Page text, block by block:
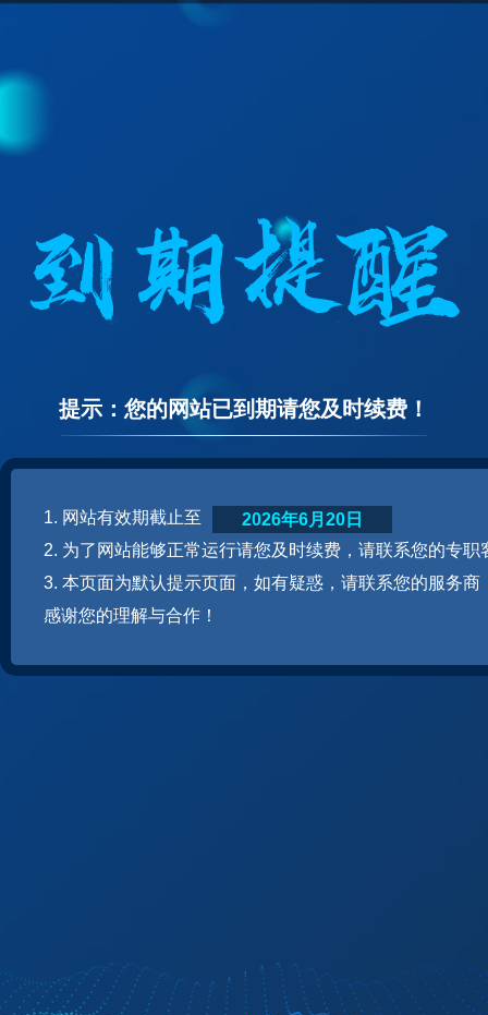
提示：您的网站已到期请您及时续费！
1. 网站有效期截止至
2. 为了网站能够正常运行请您及时续费，请联系您的专职
3. 本页面为默认提示页面，如有疑惑，请联系您的服务商
感谢您的理解与合作！
2026年6月20日